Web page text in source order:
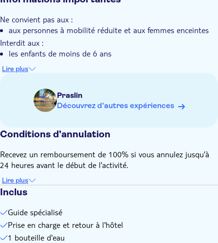
Ne convient pas aux :
aux personnes à mobilité réduite et aux femmes enceintes
Interdit aux :
les enfants de moins de 6 ans
Frais supplémentaires à régler sur place :
inclus et doit être réglé en ligne avant la visite via le lien
fourni dans le bon
À savoir à l'avance :
veuillez confirmer l'heure et le lieu de prise en charge
Coordonnées disponibles dans le bon d'information que
vous recevrez après la réservation)
N'oubliez pas d'apporter :
un t-shirt et un short, ainsi que des chaussures de marche
il est également recommandé d'emporter une casquette, un
appareil photo, un produit anti-moustiques, une bouteille
d'eau et une carte de crédit pour vos dépenses personnelles
Lire plus
Praslin
Découvrez d'autres expériences
Conditions d’annulation
Recevez un remboursement de 100% si vous annulez jusqu’à
24 heures avant le début de l’activité.
Lire plus
Inclus
Guide spécialisé
Prise en charge et retour à l'hôtel
1 bouteille d'eau